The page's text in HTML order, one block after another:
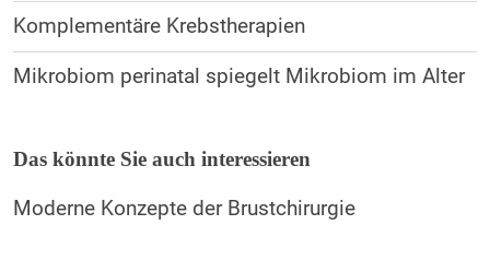
Komplementäre Krebstherapien
Mikrobiom perinatal spiegelt Mikrobiom im Alter
Das könnte Sie auch interessieren
Moderne Konzepte der Brustchirurgie